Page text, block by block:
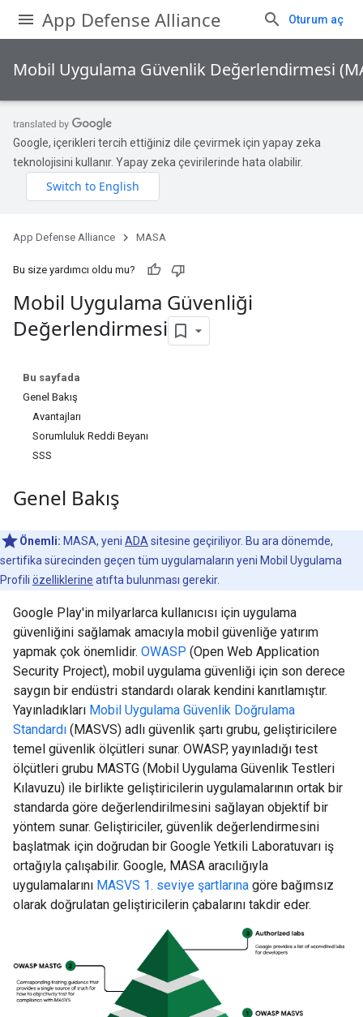
App Defense Alliance Oturum aç
Mobil Uygulama Güvenlik Değerlendirmesi
Google, içerikleri tercih ettiğiniz dile çevirmek için yapay zeka
teknolojisini kullanır. Yapay zeka çevirilerinde hata olabilir.
App Defense Alliance MASA
Bu size yardımcı oldu mu?
Mobil Uygulama Güvenliği
Değerlendirmesi
Bu sayfada
Genel Bakış
Avantajları
Sorumluluk Reddi Beyanı
SSS
Genel Bakış
Önemli: MASA, yeni ADA sitesine geçiriliyor. Bu ara dönemde,
sertifika sürecinden geçen tüm uygulamaların yeni Mobil Uygulama
Profili özelliklerine atıfta bulunması gerekir.
Google Play'in milyarlarca kullanıcısı için uygulama
güvenliğini sağlamak amacıyla mobil güvenliğe yatırım
yapmak çok önemlidir. OWASP (Open Web Application
Security Project), mobil uygulama güvenliği için son derece
saygın bir endüstri standardı olarak kendini kanıtlamıştır.
Yayınladıkları Mobil Uygulama Güvenlik Doğrulama
Standardı (MASVS) adlı güvenlik şartı grubu, geliştiricilere
temel güvenlik ölçütleri sunar. OWASP, yayınladığı test
ölçütleri grubu MASTG (Mobil Uygulama Güvenlik Testleri
Kılavuzu) ile birlikte geliştiricilerin uygulamalarının ortak bir
standarda göre değerlendirilmesini sağlayan objektif bir
yöntem sunar. Geliştiriciler, güvenlik değerlendirmesini
başlatmak için doğrudan bir Google Yetkili Laboratuvarı iş
ortağıyla çalışabilir. Google, MASA aracılığıyla
uygulamalarını MASVS 1. seviye şartlarına göre bağımsız
olarak doğrulatan geliştiricilerin çabalarını takdir eder.